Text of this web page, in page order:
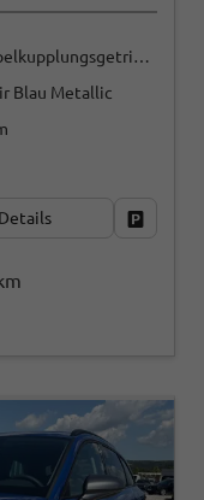
Doppelkupplungsgetriebe (DSG)
Blau Metallic
Details